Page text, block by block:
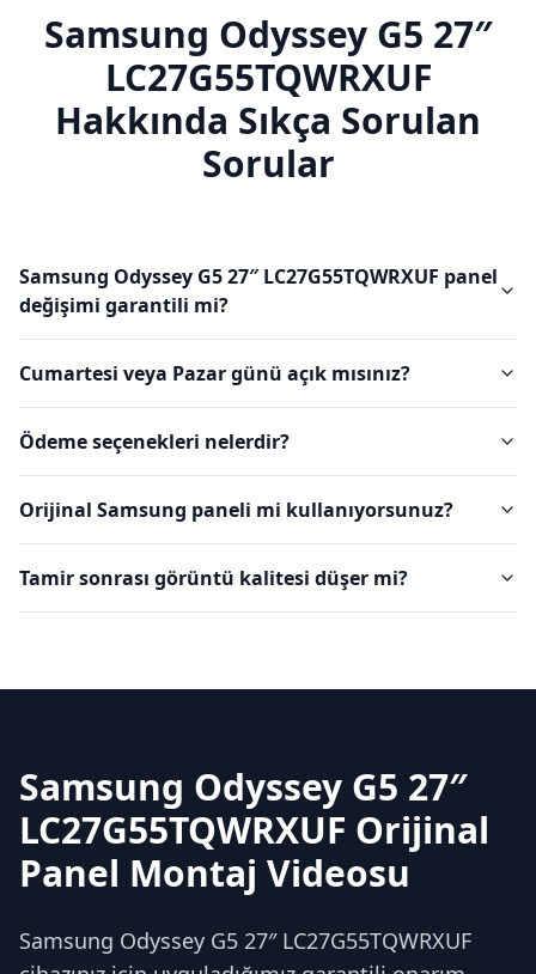
Samsung Odyssey G5 27″
LC27G55TQWRXUF
Hakkında Sıkça Sorulan
Sorular
Samsung Odyssey G5 27″ LC27G55TQWRXUF panel
değişimi garantili mi?
Cumartesi veya Pazar günü açık mısınız?
Ödeme seçenekleri nelerdir?
Orijinal Samsung paneli mi kullanıyorsunuz?
Tamir sonrası görüntü kalitesi düşer mi?
Samsung Odyssey G5 27″
LC27G55TQWRXUF Orijinal
Panel Montaj Videosu
Samsung Odyssey G5 27″ LC27G55TQWRXUF